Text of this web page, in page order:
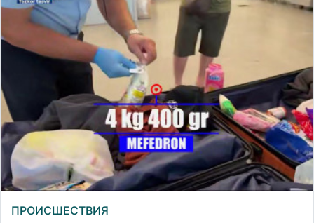
ПРОИСШЕСТВИЯ